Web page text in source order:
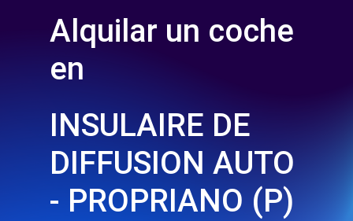
Alquilar un coche
en
INSULAIRE DE
DIFFUSION AUTO
- PROPRIANO (P)